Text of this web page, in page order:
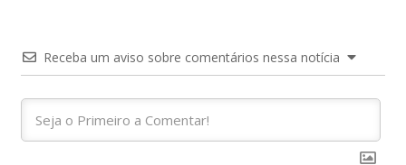
Receba um aviso sobre comentários nessa notícia